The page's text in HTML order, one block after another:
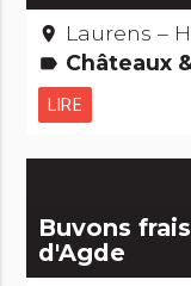
place Laurens –
label Châteaux & Monuments
LIRE
Buvons
d'Agde